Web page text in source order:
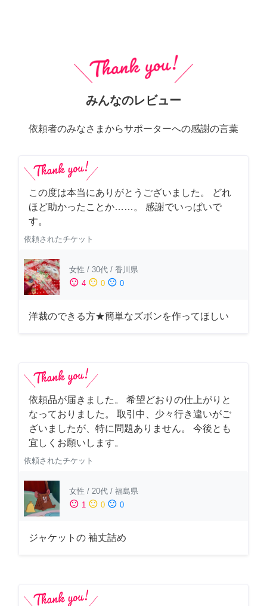
みんなのレビュー
依頼者のみなさまからサポーターへの感謝の言葉
この度は本当にありがとうございました。 どれ
ほど助かったことか……。 感謝でいっぱいで
す。
依頼されたチケット
女性 / 30代 / 香川県
sentiment_satisfied 4 sentiment_neutral 0 sentiment_dissatisfied 0
洋裁のできる方★簡単なズボンを作ってほしい
依頼品が届きました。 希望どおりの仕上がりと
なっておりました。 取引中、少々行き違いがご
ざいましたが、特に問題ありません。 今後とも
宜しくお願いします。
依頼されたチケット
女性 / 20代 / 福島県
sentiment_satisfied 1 sentiment_neutral 0 sentiment_dissatisfied 0
ジャケットの 袖丈詰め